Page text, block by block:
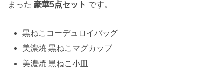
まった 豪華5点セット です。
黒ねこコーデュロイバッグ
美濃焼 黒ねこマグカップ
美濃焼 黒ねこ小皿